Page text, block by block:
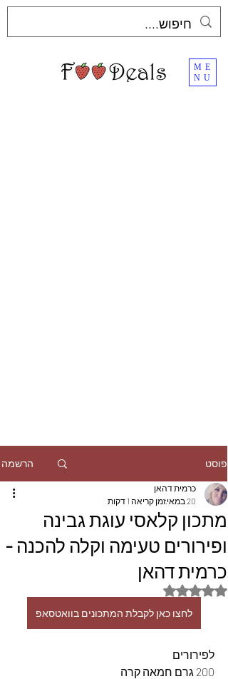
ME
NU
פוסט הרשמה
מתכון קלאסי עוגת גבינה
ופירורים טעימה וקלה להכנה -
כרמית דהאן
כרמית דהאן
20 במאי
זמן קריאה 1 דקות
דירוג של NaN מתוך 5 כוכבים
לחצו כאן לקבלת המתכונים בוואטסאפ
לפירורים
200 גרם חמאה קרה